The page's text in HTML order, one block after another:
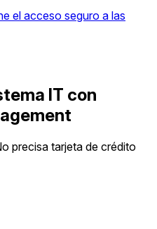
el acceso seguro a las
IT con
precisa tarjeta de crédito